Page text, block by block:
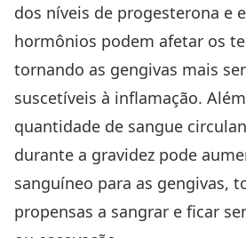
dos níveis de progesterona e
hormônios podem afetar os
tornando as gengivas mais
suscetíveis à inflamação.
quantidade de sangue
durante a gravidez pode
sanguíneo para as gengivas,
propensas a sangrar e ficar